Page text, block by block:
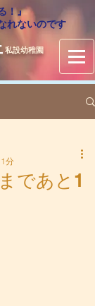
！』
れないのです
私設幼稚園
であと1
分